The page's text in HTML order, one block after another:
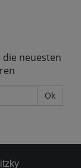
die neuesten